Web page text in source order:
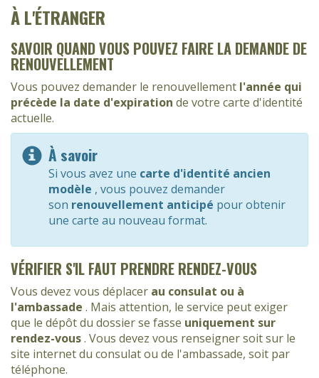
À L'ÉTRANGER
SAVOIR QUAND VOUS POUVEZ FAIRE LA DEMANDE DE
RENOUVELLEMENT
Vous pouvez demander le renouvellement l'année qui
précède la date d'expiration de votre carte d'identité
actuelle.
À savoir
Si vous avez une carte d'identité ancien
modèle , vous pouvez demander
son renouvellement anticipé pour obtenir
une carte au nouveau format.
VÉRIFIER S'IL FAUT PRENDRE RENDEZ-VOUS
Vous devez vous déplacer au consulat ou à
l'ambassade . Mais attention, le service peut exiger
que le dépôt du dossier se fasse uniquement sur
rendez-vous. Vous devez vous renseigner soit sur le
site internet du consulat ou de l'ambassade, soit par
téléphone.